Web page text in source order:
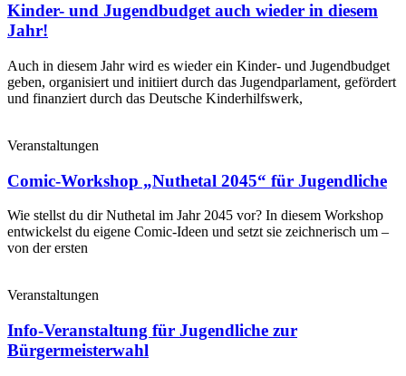
Kinder- und Jugendbudget auch wieder in diesem
Jahr!
Auch in diesem Jahr wird es wieder ein Kinder- und Jugendbudget
geben, organisiert und initiiert durch das Jugendparlament, gefördert
und finanziert durch das Deutsche Kinderhilfswerk,
Veranstaltungen
Comic-Workshop „Nuthetal 2045“ für Jugendliche
Wie stellst du dir Nuthetal im Jahr 2045 vor? In diesem Workshop
entwickelst du eigene Comic-Ideen und setzt sie zeichnerisch um –
von der ersten
Veranstaltungen
Info-Veranstaltung für Jugendliche zur
Bürgermeisterwahl